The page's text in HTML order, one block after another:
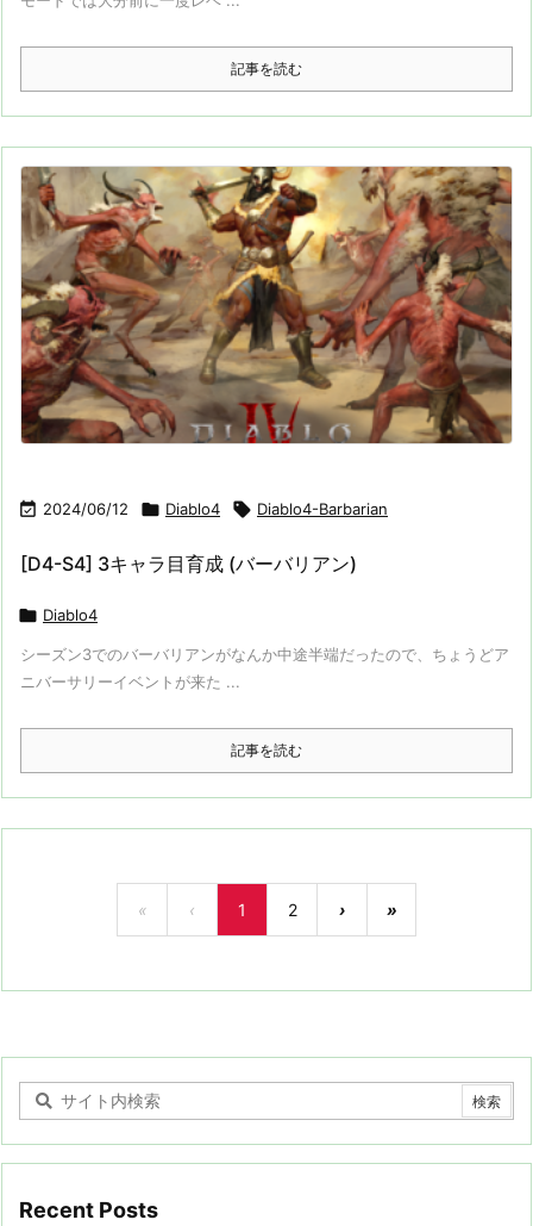
記事を読む
 2024/06/12  Diablo4  Diablo4-Barbarian
[D4-S4] 3キャラ目育成 (バーバリアン)
 Diablo4
シーズン3でのバーバリアンがなんか中途半端だったので、ちょうどア
ニバーサリーイベントが来た ...
記事を読む
« ‹ 1 2 › »
Recent Posts